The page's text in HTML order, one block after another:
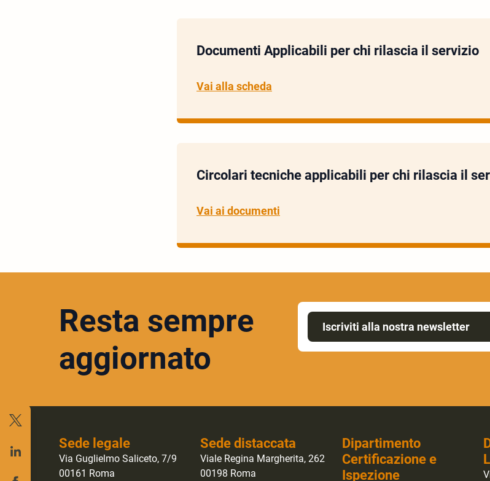
Documenti Applicabili per chi rilascia il servizio
Vai alla scheda
Circolari tecniche applicabili per chi rilascia il
Vai ai documenti
Resta sempre
aggiornato
Iscriviti alla nostra newsletter
Sede legale
Via Guglielmo Saliceto, 7/9
00161 Roma
Sede distaccata
Viale Regina Margherita, 262
00198 Roma
Dipartimento
Certificazione e
Ispezione